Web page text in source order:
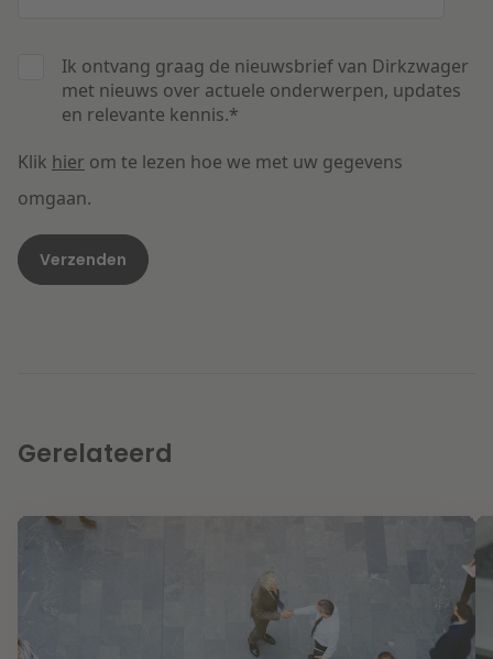
Ik ontvang graag de nieuwsbrief van Dirkzwager
met nieuws over actuele onderwerpen, updates
en relevante kennis.*
Klik hier om te lezen hoe we met uw gegevens
omgaan.
Gerelateerd